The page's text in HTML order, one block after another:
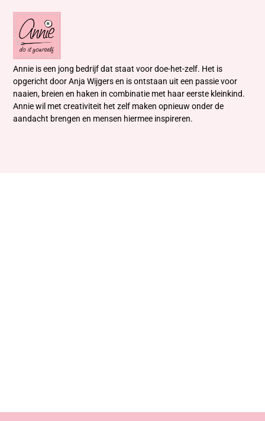
Annie is een jong bedrijf dat staat voor doe-het-zelf. Het is
opgericht door Anja Wijgers en is ontstaan uit een passie voor
naaien, breien en haken in combinatie met haar eerste kleinkind.
Annie wil met creativiteit het zelf maken opnieuw onder de
aandacht brengen en mensen hiermee inspireren.